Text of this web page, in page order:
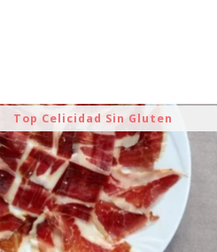
Top Celicidad Sin Gluten